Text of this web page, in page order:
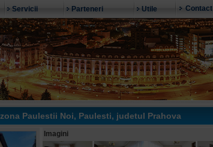
Servicii Parteneri Utile Contact
Paulestii Noi, Paulesti, judetul Prahova
Imagini